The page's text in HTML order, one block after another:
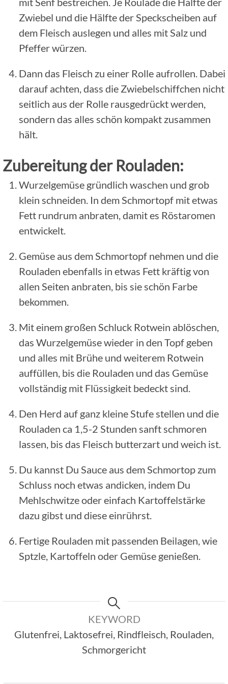
Zwiebel und die Hälfte der Speckscheiben auf
dem Fleisch auslegen und alles mit Salz und
Pfeffer würzen.
Dann das Fleisch zu einer Rolle aufrollen. Dabei
darauf achten, dass die Zwiebelschiffchen nicht
seitlich aus der Rolle rausgedrückt werden,
sondern das alles schön kompakt zusammen
hält.
Zubereitung der Rouladen:
Wurzelgemüse gründlich waschen und grob
klein schneiden. In dem Schmortopf mit etwas
Fett rundrum anbraten, damit es Röstaromen
entwickelt.
Gemüse aus dem Schmortopf nehmen und die
Rouladen ebenfalls in etwas Fett kräftig von
allen Seiten anbraten, bis sie schön Farbe
bekommen.
Mit einem großen Schluck Rotwein ablöschen,
das Wurzelgemüse wieder in den Topf geben
und alles mit Brühe und weiterem Rotwein
auffüllen, bis die Rouladen und das Gemüse
vollständig mit Flüssigkeit bedeckt sind.
Den Herd auf ganz kleine Stufe stellen und die
Rouladen ca 1,5-2 Stunden sanft schmoren
lassen, bis das Fleisch butterzart und weich ist.
Du kannst Du Sauce aus dem Schmortop zum
Schluss noch etwas andicken, indem Du
Mehlschwitze oder einfach Kartoffelstärke
dazu gibst und diese einrührst.
Fertige Rouladen mit passenden Beilagen, wie
Sptzle, Kartoffeln oder Gemüse genießen.
KEYWORD
Glutenfrei, Laktosefrei, Rindfleisch, Rouladen,
Schmorgericht